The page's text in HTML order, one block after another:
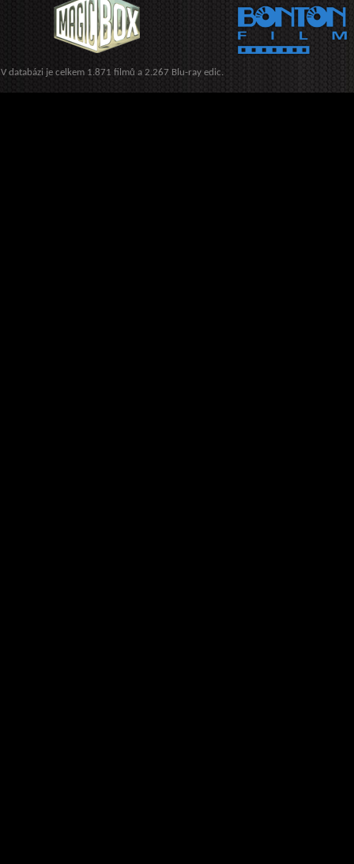
V databázi je celkem 1.871 filmů a 2.267 Blu-ray edic.